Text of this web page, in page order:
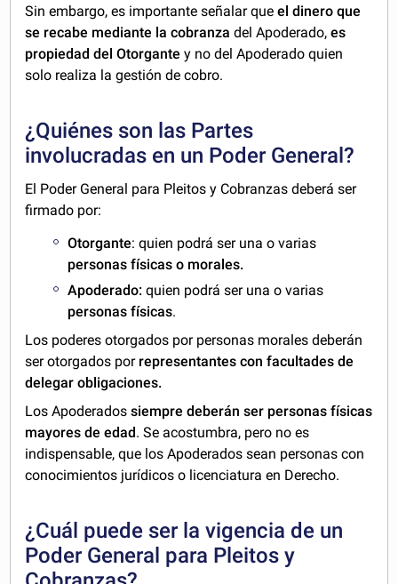
Sin embargo, es importante señalar queel dinero que
se recabe mediante la cobranza del Apoderado,es
propiedad del Otorgante y no del Apoderado quien
solo realiza la gestión de cobro.
¿Quiénes son las Partes
involucradas en un Poder General?
El Poder General para Pleitos y Cobranzas deberá ser
firmado por:
Otorgante: quien podrá ser una o varias
personas físicas o morales.
Apoderado: quien podrá ser una o varias
personas físicas.
Los poderes otorgados por personas morales deberán
ser otorgados por representantes con facultades de
delegar obligaciones.
Los Apoderadossiempre deberán ser personas físicas
mayores de edad. Se acostumbra, pero no es
indispensable, que los Apoderados sean personas con
conocimientos jurídicos o licenciatura en Derecho.
¿Cuál puede ser la vigencia de un
Poder General para Pleitos y